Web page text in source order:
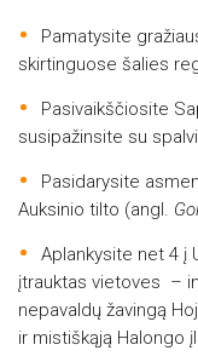
Pamatysite
skirtinguose šalies
Pasivaikščiosite
susipažinsite su
Pasidarysite
Auksinio tilto (angl.
Aplankysite net 4 į
įtrauktas vietoves –
nepavaldų žavingą
ir mistiškąją Halongo